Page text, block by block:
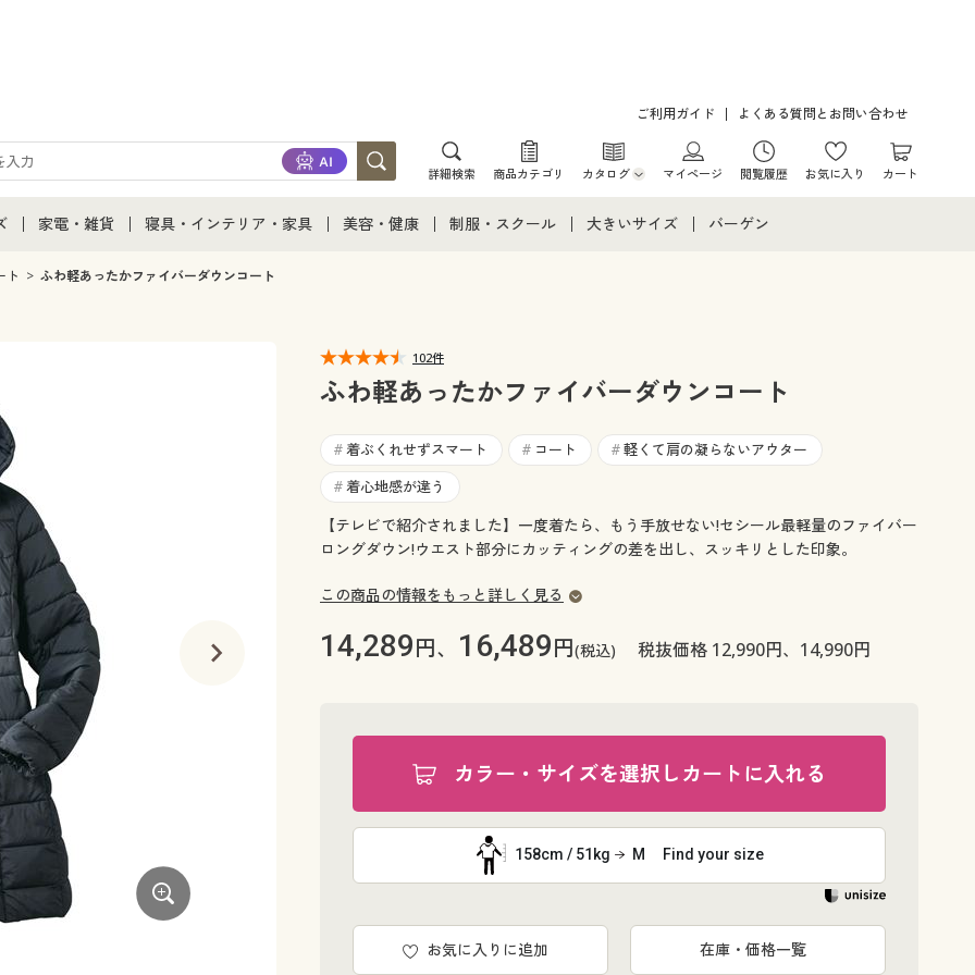
ご利用ガイド よくある質問とお問い合わせ
詳細検索 商品カテゴリ カタログ
カタログ・チラシからのご注文
マイページ 閲覧履歴 お気に入り カート
通販すべて
家電・雑貨
家電・雑貨すべて
寝具・インテリア・家具
寝具・インテリア・家具通販すべて
カーテン・ラグ・ファブリック
美容・健康 制服・スクール
ジュニア・ティーンズ下着
大きいサイズ
大きいサイズ レディース下着
大きいサイズ メンズ
バーゲン
ト ふわ軽あったかファイバーダウンコート
102件
ふわ軽あったかファイバーダウンコート
# 着ぶくれせずスマート # コート # 軽くて肩の凝らないアウター
# 着心地感が違う
【テレビで紹介されました】一度着たら、もう手放せない!セシール最軽量のファイバー
ロングダウン!ウエスト部分にカッティングの差を出し、スッキリとした印象。
この商品の情報をもっと詳しく見る
14,289円、 16,489円(税込) 税抜価格 12,990円、14,990円
カラー・サイズを選択しカートに入れる
158cm / 51kg M Find your size
お気に入りに追加 在庫・価格一覧